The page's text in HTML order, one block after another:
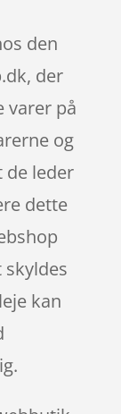
den
der
varer på
og
de leder
dette
kan